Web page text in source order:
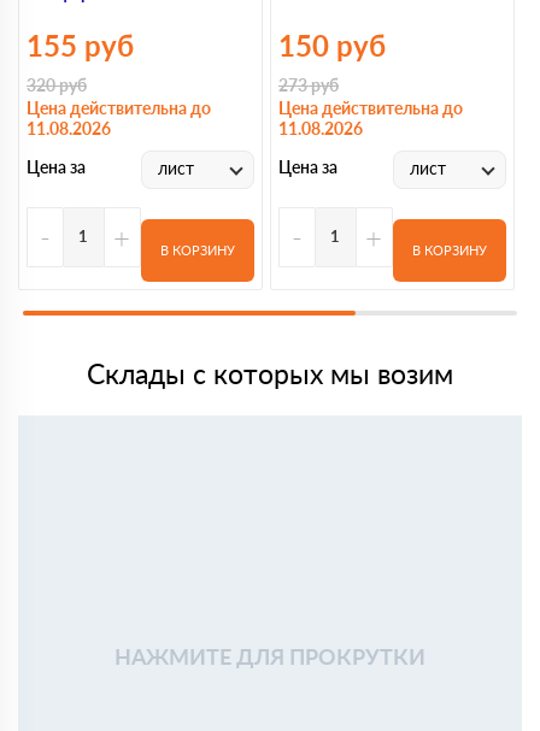
155 руб
320руб
Цена действительна до
11.08.2026
Цена за
лист
- + В КОРЗИНУ
150 руб
273руб
Цена действительна до
11.08.2026
Цена за
лист
- + В КОРЗИНУ
Склады с которых мы возим
НАЖМИТЕ ДЛЯ ПРОКРУТКИ